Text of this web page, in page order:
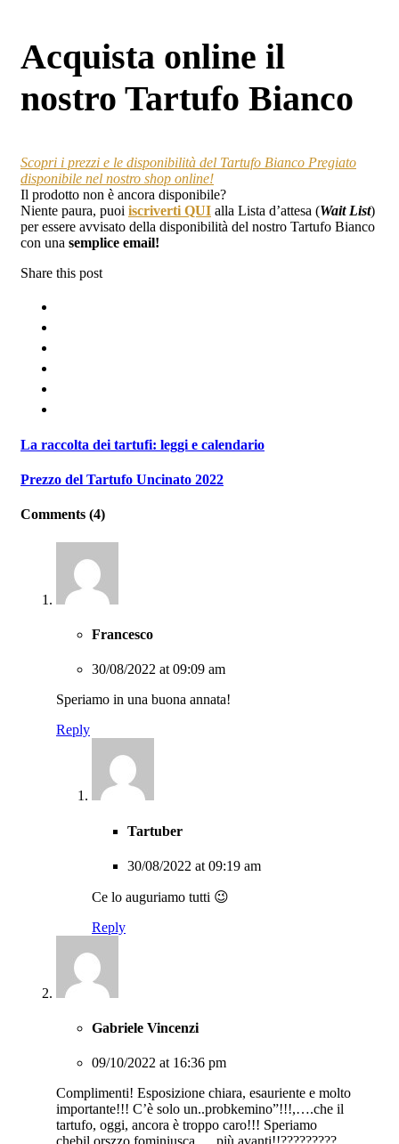
Acquista online il
nostro Tartufo Bianco
Scopri i prezzi e le disponibilità del Tartufo Bianco Pregiato
disponibile nel nostro shop online!
Il prodotto non è ancora disponibile?
Niente paura, puoi iscriverti QUI alla Lista d’attesa (Wait List)
per essere avvisato della disponibilità del nostro Tartufo Bianco
con una semplice email!
Share this post
La raccolta dei tartufi: leggi e calendario
Prezzo del Tartufo Uncinato 2022
Comments (4)
Francesco
30/08/2022 at 09:09 am
Speriamo in una buona annata!
Reply
Tartuber
30/08/2022 at 09:19 am
Ce lo auguriamo tutti 😉
Reply
Gabriele Vincenzi
09/10/2022 at 16:36 pm
Complimenti! Esposizione chiara, esauriente e molto
importante!!! C’è solo un..probkemino”!!!,….che il
tartufo, oggi, ancora è troppo caro!!! Speriamo